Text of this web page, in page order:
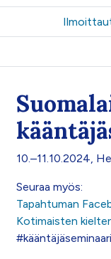
10.–11.10.2024,
Seuraa myös:
Tapahtuman
Kotimaisten